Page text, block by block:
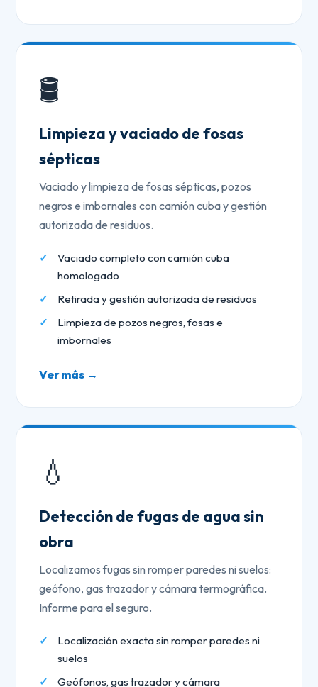
🛢️
Limpieza y vaciado de fosas
sépticas
Vaciado y limpieza de fosas sépticas, pozos
negros e imbornales con camión cuba y gestión
autorizada de residuos.
Vaciado completo con camión cuba
homologado
Retirada y gestión autorizada de residuos
Limpieza de pozos negros, fosas e
imbornales
Ver más →
💧
Detección de fugas de agua sin
obra
Localizamos fugas sin romper paredes ni suelos:
geófono, gas trazador y cámara termográfica.
Informe para el seguro.
Localización exacta sin romper paredes ni
suelos
Geófonos, gas trazador y cámara